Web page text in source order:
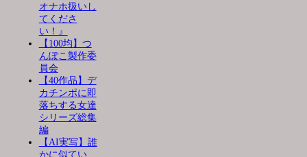
オナホ扱いし
てくださ
い！』
【100均】つ
んぽこ製作委
員会
【40作品】デ
カチンポに即
落ちする女達
シリーズ総集
編
【AI実写】誰
かに似てい